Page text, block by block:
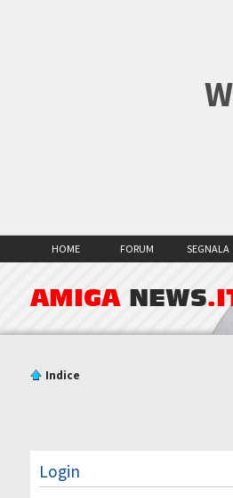
HOME FORUM SEGNALA
AMIGA NEWS
Indice
Login